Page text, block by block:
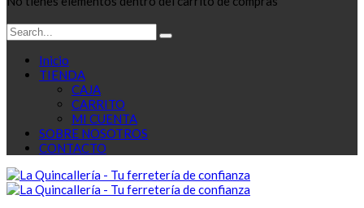
Inicio
TIENDA
CAJA
CARRITO
MI CUENTA
SOBRE NOSOTROS
CONTACTO